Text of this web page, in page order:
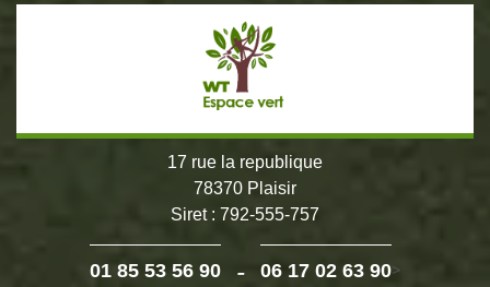
17 rue la republique
78370 Plaisir
Siret : 792-555-757
01 85 53 56 90 - 06 17 02 63 90>